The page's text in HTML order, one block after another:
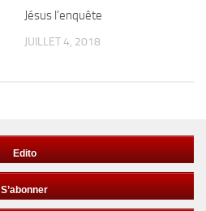
Jésus l’enquête
JUILLET 4, 2018
Edito
S’abonner